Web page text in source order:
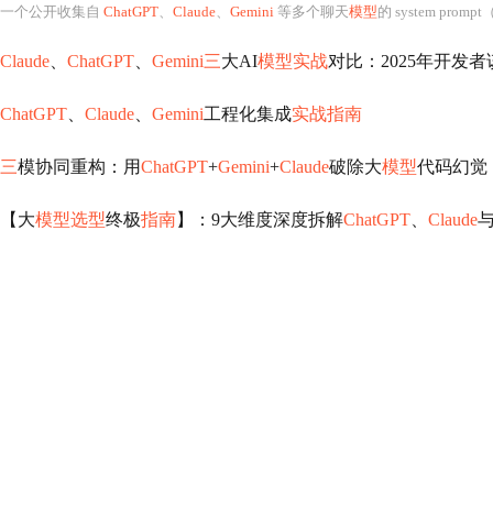
一个公开收集自 ChatGPT、 Claude、 Gemini 等多个聊天模型的 system prompt（系统
Claude ChatGPT Gemini三大AI模型实战对比：2025年开发者
ChatGPT Claude Gemini工程化集成实战指南
三模协同重构：用ChatGPT+Gemini+Claude破除大模型代码幻觉
【大模型选型终极指南】：9大维度深度拆解ChatGPT Claude